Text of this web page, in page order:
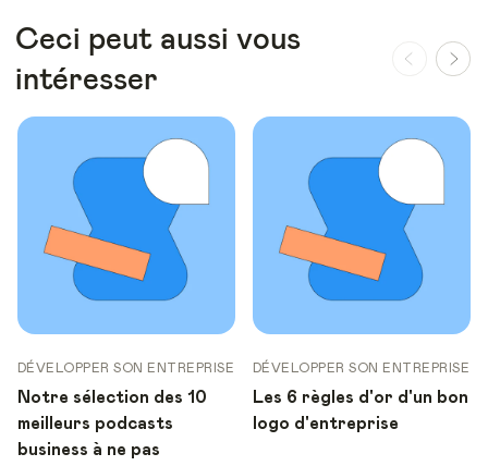
Ceci peut aussi vous
intéresser
DÉVELOPPER SON ENTREPRISE
Notre sélection des 10
meilleurs podcasts
business à ne pas
DÉVELOPPER SON ENTREPRISE
Les 6 règles d'or d'un bon
logo d'entreprise